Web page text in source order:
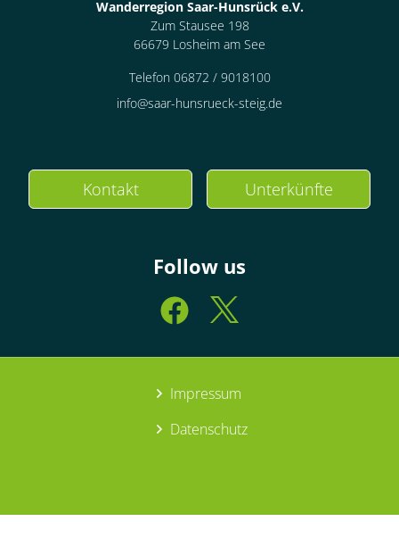
Wanderregion Saar-Hunsrück e.V.
Zum Stausee 198
66679 Losheim am See
Telefon 06872 / 9018100
info@saar-hunsrueck-steig.de
Kontakt Unterkünfte
Follow us
Impressum
Datenschutz